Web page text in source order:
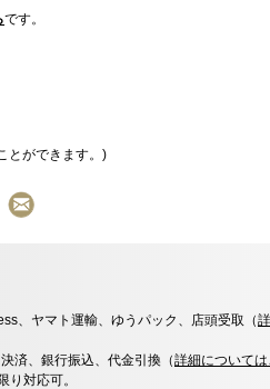
です。
とができます。)
、ヤマト運輸、ゆうパック、店頭受取（
済、銀行振込、代金引換（詳細については
り対応可。